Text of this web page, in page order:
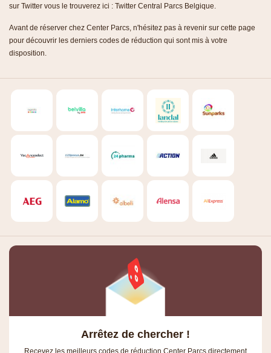
sur Twitter vous le trouverez ici : Twitter Central Parcs Belgique.
Avant de réserver chez Center Parcs, n'hésitez pas à revenir sur cette page
pour découvrir les derniers codes de réduction qui sont mis à votre
disposition.
Arrêtez de chercher !
Recevez les meilleurs codes de réduction Center Parcs directement